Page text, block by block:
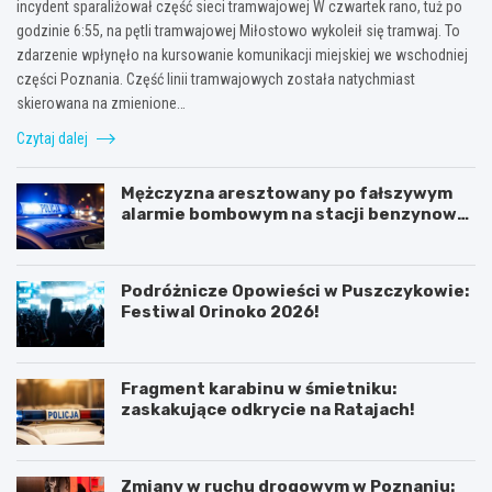
incydent sparaliżował część sieci tramwajowej W czwartek rano, tuż po
godzinie 6:55, na pętli tramwajowej Miłostowo wykoleił się tramwaj. To
zdarzenie wpłynęło na kursowanie komunikacji miejskiej we wschodniej
części Poznania. Część linii tramwajowych została natychmiast
skierowana na zmienione…
Czytaj dalej
Mężczyzna aresztowany po fałszywym
alarmie bombowym na stacji benzynowej
Podróżnicze Opowieści w Puszczykowie:
Festiwal Orinoko 2026!
Fragment karabinu w śmietniku:
zaskakujące odkrycie na Ratajach!
Zmiany w ruchu drogowym w Poznaniu: